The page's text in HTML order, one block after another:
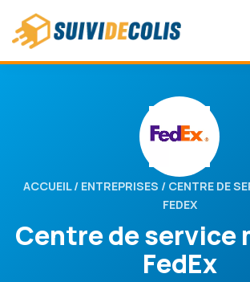
ACCUEIL/ ENTREPRISES / CENTRE DE
FEDEX
Centre de service
FedEx